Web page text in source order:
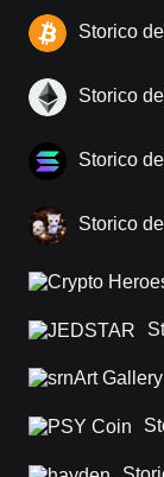
Storico
Storico
Storico
Storico